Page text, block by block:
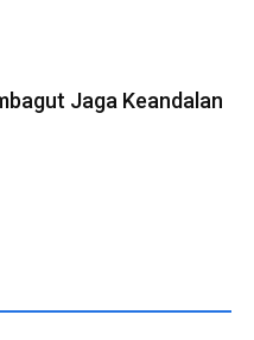
Jaga Keandalan